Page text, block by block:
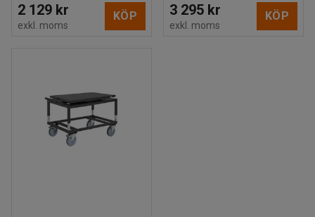
2 129 kr
exkl. moms
KÖP 3 295 kr
exkl. moms
KÖP